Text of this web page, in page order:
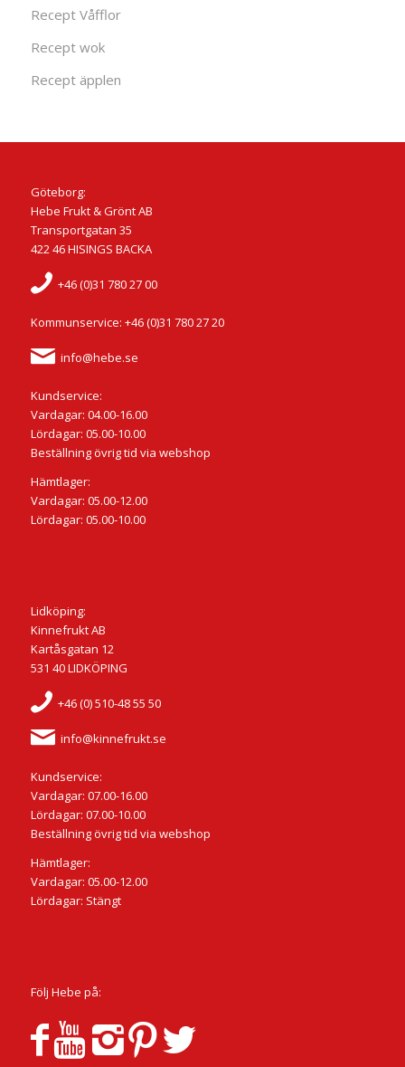
Recept Våfflor
Recept wok
Recept äpplen
Göteborg:
Hebe Frukt & Grönt AB
Transportgatan 35
422 46 HISINGS BACKA
+46 (0)31 780 27 00
Kommunservice: +46 (0)31 780 27 20
info@hebe.se
Kundservice:
Vardagar: 04.00-16.00
Lördagar: 05.00-10.00
Beställning övrig tid via webshop
Hämtlager:
Vardagar: 05.00-12.00
Lördagar: 05.00-10.00
Lidköping:
Kinnefrukt AB
Kartåsgatan 12
531 40 LIDKÖPING
+46 (0) 510-48 55 50
info@kinnefrukt.se
Kundservice:
Vardagar: 07.00-16.00
Lördagar: 07.00-10.00
Beställning övrig tid via webshop
Hämtlager:
Vardagar: 05.00-12.00
Lördagar: Stängt
Följ Hebe på: